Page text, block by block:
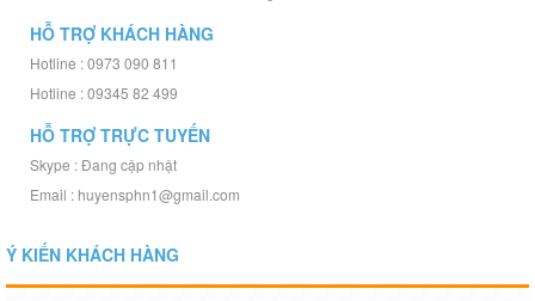
HỖ TRỢ KHÁCH HÀNG
Hotline : 0973 090 811
Hotline : 09345 82 499
HỖ TRỢ TRỰC TUYẾN
Skype : Đang cập nhật
Email : huyensphn1@gmail.com
Ý KIẾN KHÁCH HÀNG